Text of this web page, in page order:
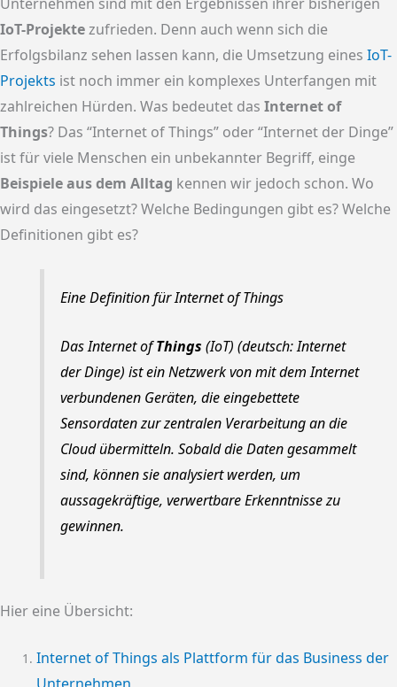
IoT-Projektezufrieden. Denn auch wenn sich die
Erfolgsbilanz sehen lassen kann, die Umsetzung eines IoT-
Projekts ist noch immer ein komplexes Unterfangen mit
zahlreichen Hürden. Was bedeutet das Internet of
Things? Das “Internet of Things” oder “Internet der Dinge”
ist für viele Menschen ein unbekannter Begriff, einge
Beispiele aus dem Alltag kennen wir jedoch schon. Wo
wird das eingesetzt? Welche Bedingungen gibt es? Welche
Definitionen gibt es?
Eine Definition für Internet of Things
Das Internet ofThings (IoT) (deutsch: Internet
der Dinge) ist ein Netzwerk von mit dem Internet
verbundenen Geräten, die eingebettete
Sensordaten zur zentralen Verarbeitung an die
Cloud übermitteln. Sobald die Daten gesammelt
sind, können sie analysiert werden, um
aussagekräftige, verwertbare Erkenntnisse zu
gewinnen.
Hier eine Übersicht:
Internet of Things als Plattform für das Business der